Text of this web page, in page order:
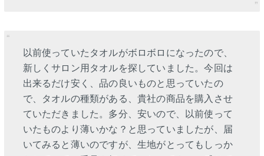
以前使っていたタオルがボロボロになったので、
新しくサロン用タオルを探していました。今回は
出来るだけ安く、品の良いものと思っていたの
で、タオルの種類がある、貴社の商品を購入させ
ていただきました。多分、安いので、以前使って
いたものより薄いかな？と思っていましたが、届
いてみると薄いのですが、生地がとってもしっか